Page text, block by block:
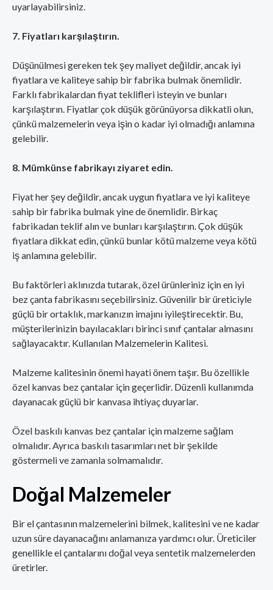
uyarlayabilirsiniz.
7. Fiyatları karşılaştırın.
Düşünülmesi gereken tek şey maliyet değildir, ancak iyi
fiyatlara ve kaliteye sahip bir fabrika bulmak önemlidir.
Farklı fabrikalardan fiyat teklifleri isteyin ve bunları
karşılaştırın. Fiyatlar çok düşük görünüyorsa dikkatli olun,
çünkü malzemelerin veya işin o kadar iyi olmadığı anlamına
gelebilir.
8. Mümkünse fabrikayı ziyaret edin.
Fiyat her şey değildir, ancak uygun fiyatlara ve iyi kaliteye
sahip bir fabrika bulmak yine de önemlidir. Birkaç
fabrikadan teklif alın ve bunları karşılaştırın. Çok düşük
fiyatlara dikkat edin, çünkü bunlar kötü malzeme veya kötü
iş anlamına gelebilir.
Bu faktörleri aklınızda tutarak, özel ürünleriniz için en iyi
bez çanta fabrikasını seçebilirsiniz. Güvenilir bir üreticiyle
güçlü bir ortaklık, markanızın imajını iyileştirecektir. Bu,
müşterilerinizin bayılacakları birinci sınıf çantalar almasını
sağlayacaktır. Kullanılan Malzemelerin Kalitesi.
Malzeme kalitesinin önemi hayati önem taşır. Bu özellikle
özel kanvas bez çantalar için geçerlidir. Düzenli kullanımda
dayanacak güçlü bir kanvasa ihtiyaç duyarlar.
Özel baskılı kanvas bez çantalar için malzeme sağlam
olmalıdır. Ayrıca baskılı tasarımları net bir şekilde
göstermeli ve zamanla solmamalıdır.
Doğal Malzemeler
Bir el çantasının malzemelerini bilmek, kalitesini ve ne kadar
uzun süre dayanacağını anlamanıza yardımcı olur. Üreticiler
genellikle el çantalarını doğal veya sentetik malzemelerden
üretirler.